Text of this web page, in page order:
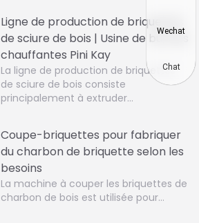
Ligne de production de briquettes
de sciure de bois | Usine de bûches
chauffantes Pini Kay
La ligne de production de briquettes
de sciure de bois consiste
principalement à extruder…
Coupe-briquettes pour fabriquer
du charbon de briquette selon les
besoins
La machine à couper les briquettes de
charbon de bois est utilisée pour…
Wechat
Chat